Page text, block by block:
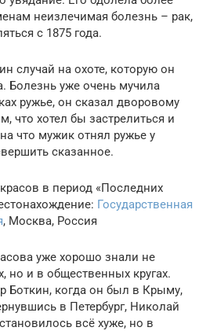
неизлечимая болезнь – рак,
с 1875 года.
случай на охоте, которую он
Болезнь уже очень мучила
ружье, он сказал дворовому
что хотел бы застрелиться и
что мужик отнял ружье у
сказанное.
в период «Последних
Государственная
, Москва, Россия
уже хорошо знали не
но и в общественных кругах.
Боткин, когда он был в Крыму,
в Петербург, Николай
всё хуже, но в